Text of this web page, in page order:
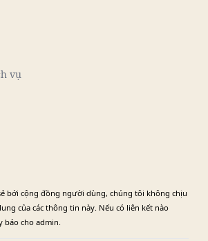
vụ
bới cộng đồng người dùng, chúng tôi không chịu
của các thông tin này. Nếu có liên kết nào
cho admin.